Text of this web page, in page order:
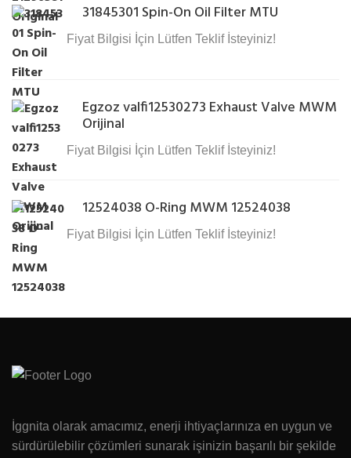
31845301 Spin-On Oil Filter MTU
Fiyat Bilgisi İçin Lütfen Teklif İsteyiniz!
Egzoz valfi12530273 Exhaust Valve MWM
Orijinal
Fiyat Bilgisi İçin Lütfen Teklif İsteyiniz!
12524038 O-Ring MWM 12524038
Fiyat Bilgisi İçin Lütfen Teklif İsteyiniz!
İggnita olarak amacımız, enerji ihtiyaçlarınıza en uygun ve
sürdürülebilir çözümleri sunarak işinizin başarılı bir şekilde